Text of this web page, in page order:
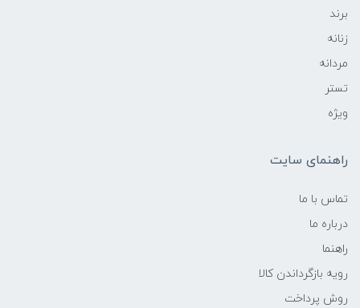
برند
زنانه
مردانه
تستر
ویژه
راهنمای سایت
تماس با ما
درباره ما
راهنما
رویه‌ بازگرداندن کالا
روش پرداخت